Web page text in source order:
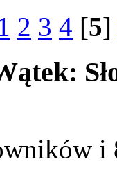
2 3 4 [5]
i